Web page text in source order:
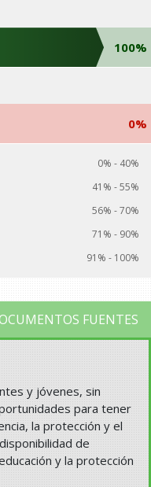
100%
0%
0% - 40%
41% - 55%
56% - 70%
71% - 90%
91% - 100%
FUENTES
y jóvenes, sin
para tener
la protección y el
de
y la protección